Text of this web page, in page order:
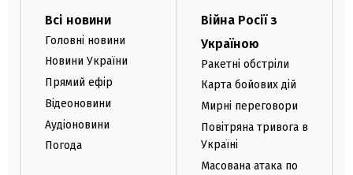
Всі новини
Головні новини
Новини України
Прямий ефір
Відеоновини
Аудіоновини
Погода
Війна Росії з
Україною
Ракетні обстріли
Карта бойових дій
Мирні переговори
Повітряна тривога в
Україні
Масована атака по